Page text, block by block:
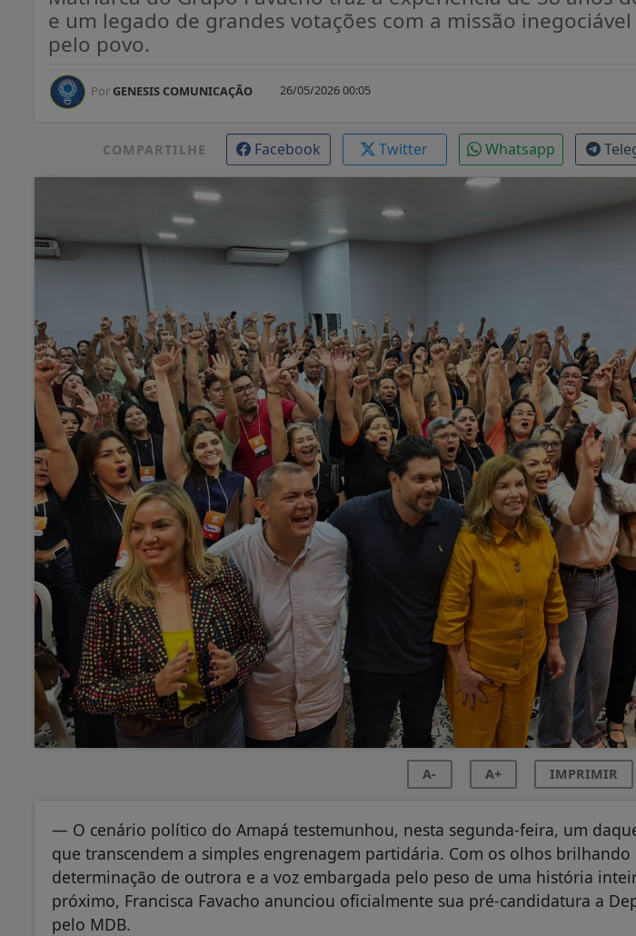
e um legado de grandes votações com a missão
pelo povo.
Por GENESIS COMUNICAÇÃO 26/05/2026 00:05
COMPARTILHE Facebook Twitter Whatsapp
A- A+ IMPRIMIR
— O cenário político do Amapá testemunhou, nesta segunda-feira, um
que transcendem a simples engrenagem partidária. Com os olhos brilhando
determinação de outrora e a voz embargada pelo peso de uma história
próximo, Francisca Favacho anunciou oficialmente sua pré-candidatura a
pelo MDB.